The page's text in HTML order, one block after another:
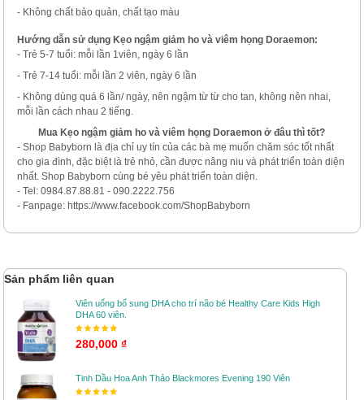
- Không chất bảo quản, chất tạo màu
Hướng dẫn sử dụng Kẹo ngậm giảm ho và viêm họng Doraemon:
- Trẻ 5-7 tuổi: mỗi lần 1viên, ngày 6 lần
- Trẻ 7-14 tuổi: mỗi lần 2 viên, ngày 6 lần
- Không dùng quá 6 lần/ ngày, nên ngậm từ từ cho tan, không nên nhai,
mỗi lần cách nhau 2 tiếng.
Mua Kẹo ngậm giảm ho và viêm họng Doraemon ở đâu thì tốt?
- Shop Babyborn là địa chỉ uy tín của các bà mẹ muốn chăm sóc tốt nhất
cho gia đình, đặc biệt là trẻ nhỏ, cần được nâng niu và phát triển toàn diện
nhất. Shop Babyborn cùng bé yêu phát triển toàn diện.
- Tel: 0984.87.88.81 - 090.2222.756
- Fanpage: https://www.facebook.com/ShopBabyborn
Sản phẩm liên quan
Viên uống bổ sung DHA cho trí não bé Healthy Care Kids High
DHA 60 viên.
280,000 ₫
Tinh Dầu Hoa Anh Thảo Blackmores Evening 190 Viên